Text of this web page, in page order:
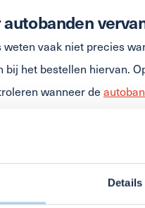
Details
vaak niet precies
bij het bestellen hiervan.
wanneer de
plaats door een speciaal